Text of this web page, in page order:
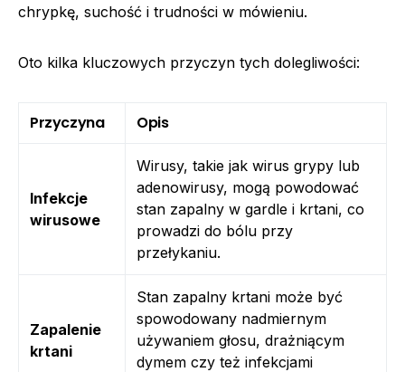
chrypkę, suchość i trudności w mówieniu.
Oto kilka kluczowych przyczyn tych dolegliwości:
Przyczyna Opis
Infekcje
wirusowe
Wirusy, takie jak wirus grypy lub
adenowirusy, mogą powodować
stan zapalny w gardle i krtani, co
prowadzi do bólu przy
przełykaniu.
Zapalenie
krtani
Stan zapalny krtani może być
spowodowany nadmiernym
używaniem głosu, drażniącym
dymem czy też infekcjami